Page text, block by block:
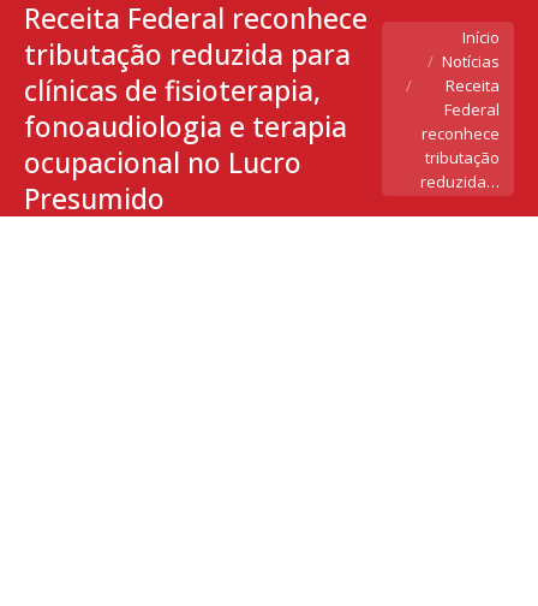
Receita Federal reconhece
tributação reduzida para
clínicas de fisioterapia,
fonoaudiologia e terapia
ocupacional no Lucro
Presumido
Você está aqui:
Início
Notícias
Receita
Federal
reconhece
tributação
reduzida…